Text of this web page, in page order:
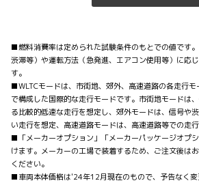
■燃料消費率は定められた試験条件のもとでの値です。
渋滞等）や運転方法（急発進、エアコン使用等）に応
す。
■WLTCモードは、市街地、郊外、高速道路の各走行
で構成した国際的な走行モードです。市街地モードは
る比較的低速な走行を想定し、郊外モードは、信号や
い走行を想定、高速道路モードは、高速道路等での走
■「メーカーオプション」「メーカーパッケージオプ
けます。メーカーの工場で装着するため、ご注文後は
ください。
■車両本体価格は'24年12月現在のもので、予告なく変